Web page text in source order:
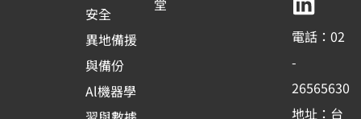
安全
異地備援
與備份
Al機器學
o
o
k
-
b
e
d
i
n
電話：02
-
26565630
地址：台